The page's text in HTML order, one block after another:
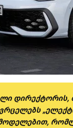
დირექტორის,